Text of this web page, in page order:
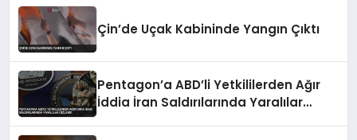
Çin’de Uçak Kabininde Yangın Çıktı
Pentagon’a ABD’li Yetkililerden Ağır
İddia İran Saldırılarında Yaralılar